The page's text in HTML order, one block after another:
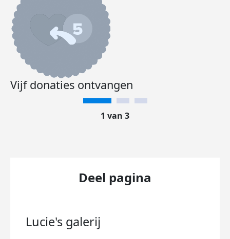
Vijf donaties ontvangen
1 van 3
Deel pagina
Lucie's galerij